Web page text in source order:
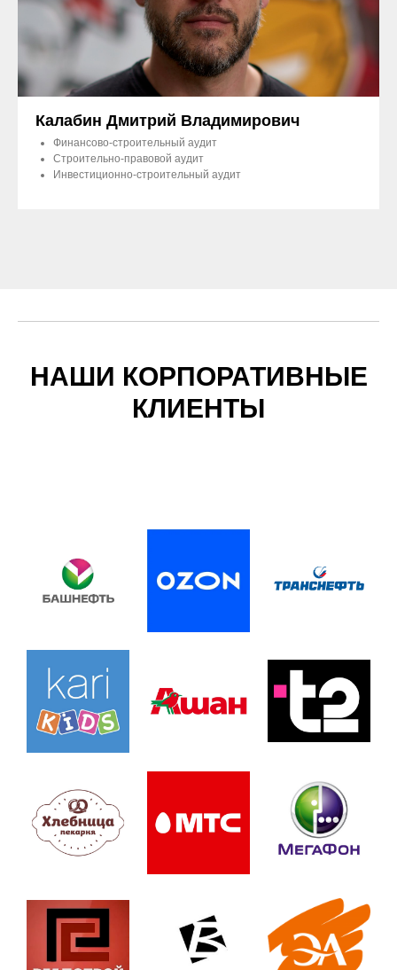
Калабин Дмитрий Владимирович
Финансово-строительный аудит
Строительно-правовой аудит
Инвестиционно-строительный аудит
НАШИ КОРПОРАТИВНЫЕ
КЛИЕНТЫ